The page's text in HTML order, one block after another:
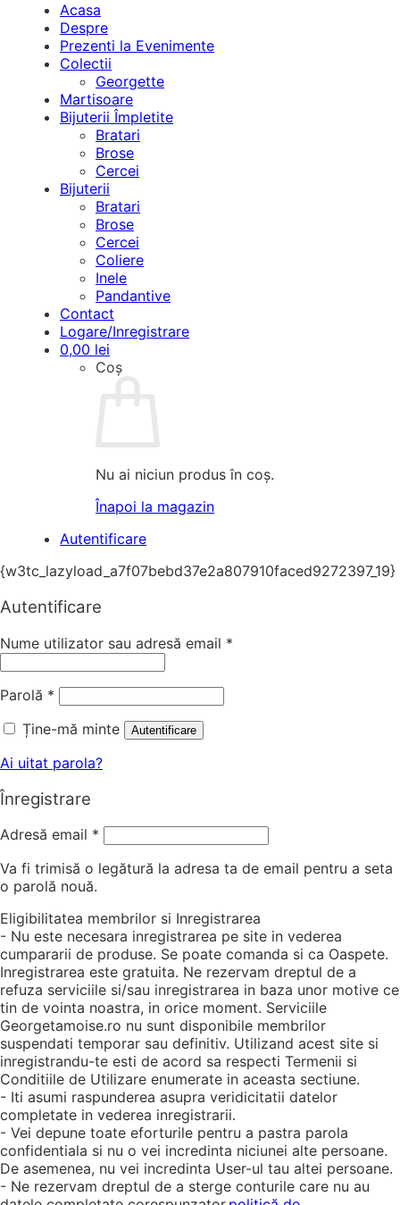
Acasa
Despre
Prezenti la Evenimente
Colectii
Georgette
Martisoare
Bijuterii Împletite
Bratari
Brose
Cercei
Bijuterii
Bratari
Brose
Cercei
Coliere
Inele
Pandantive
Contact
Logare/Inregistrare
0,00 lei
Coș
Nu ai niciun produs în coș.
Înapoi la magazin
Autentificare
{w3tc_lazyload_a7f07bebd37e2a807910faced9272397_19}
Autentificare
Nume utilizator sau adresă email *
Parolă *
Ține-mă minte
Autentificare
Ai uitat parola?
Înregistrare
Adresă email *
Va fi trimisă o legătură la adresa ta de email pentru a seta
o parolă nouă.
Eligibilitatea membrilor si Inregistrarea
- Nu este necesara inregistrarea pe site in vederea
cumpararii de produse. Se poate comanda si ca Oaspete.
Inregistrarea este gratuita. Ne rezervam dreptul de a
refuza serviciile si/sau inregistrarea in baza unor motive ce
tin de vointa noastra, in orice moment. Serviciile
Georgetamoise.ro nu sunt disponibile membrilor
suspendati temporar sau definitiv. Utilizand acest site si
inregistrandu-te esti de acord sa respecti Termenii si
Conditiile de Utilizare enumerate in aceasta sectiune.
- Iti asumi raspunderea asupra veridicitatii datelor
completate in vederea inregistrarii.
- Vei depune toate eforturile pentru a pastra parola
confidentiala si nu o vei incredinta niciunei alte persoane.
De asemenea, nu vei incredinta User-ul tau altei persoane.
- Ne rezervam dreptul de a sterge conturile care nu au